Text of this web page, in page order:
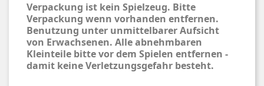
Verpackung ist kein Spielzeug. Bitte
Verpackung wenn vorhanden entfernen.
Benutzung unter unmittelbarer Aufsicht
von Erwachsenen. Alle abnehmbaren
Kleinteile bitte vor dem Spielen entfernen -
damit keine Verletzungsgefahr besteht.